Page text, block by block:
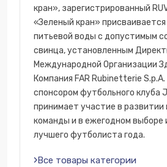
кран», зарегистрированный
«Зеленый кран»
питьевой воды с допустимым
свинца, установленным
Международной Организации
Компания FAR Rubinetterie S.p.A.
спонсором футбольного клуба
принимает участие в развитии
команды и в ежегодном выборе
лучшего футболиста года.
Все товары категории